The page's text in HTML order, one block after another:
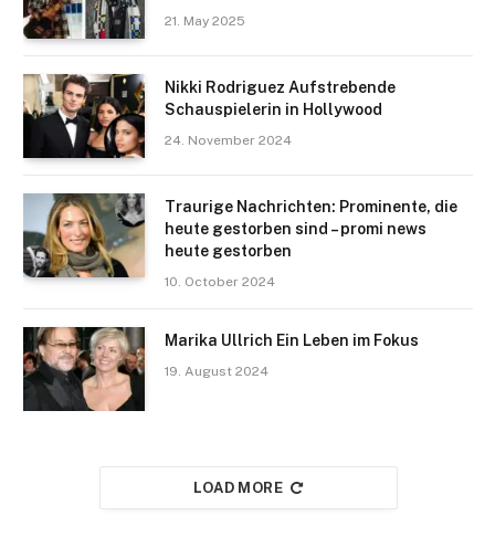
21. May 2025
Nikki Rodriguez Aufstrebende
Schauspielerin in Hollywood
24. November 2024
Traurige Nachrichten: Prominente, die
heute gestorben sind – promi news
heute gestorben
10. October 2024
Marika Ullrich Ein Leben im Fokus
19. August 2024
LOAD MORE